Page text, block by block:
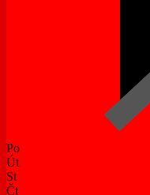
Po
Út
St
Čt